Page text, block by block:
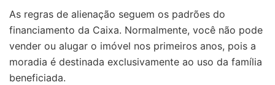
As regras de alienação seguem os padrões do
financiamento da Caixa. Normalmente, você não pode
vender ou alugar o imóvel nos primeiros anos, pois a
moradia é destinada exclusivamente ao uso da família
beneficiada.